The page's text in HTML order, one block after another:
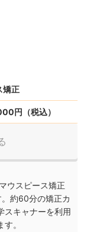
矯正
円（税込）
ウスピース矯正
約60分の矯正カ
スキャナーを利用
。